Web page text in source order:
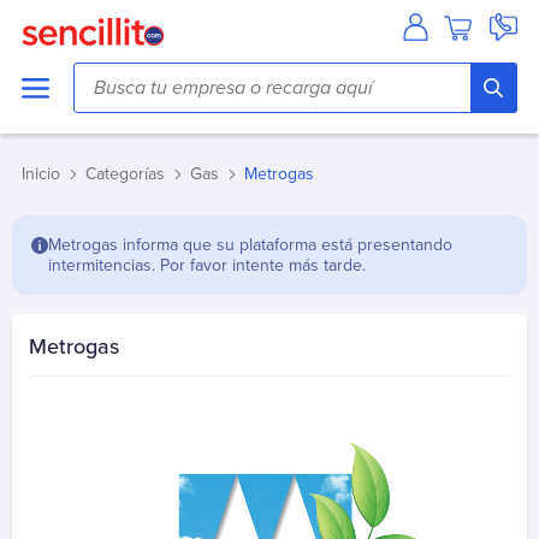
Agua
Aguas Andinas
Aguas Araucania
Aguas del Altiplano
Aguas Lampa
Aguas Metropolitana (Chacabuco/Santiago)
Aguas Pirque
Aguas San Pedro
Inicio Categorías Gas Metrogas
Metrogas informa que su plataforma está presentando
intermitencias. Por favor intente más tarde.
Metrogas